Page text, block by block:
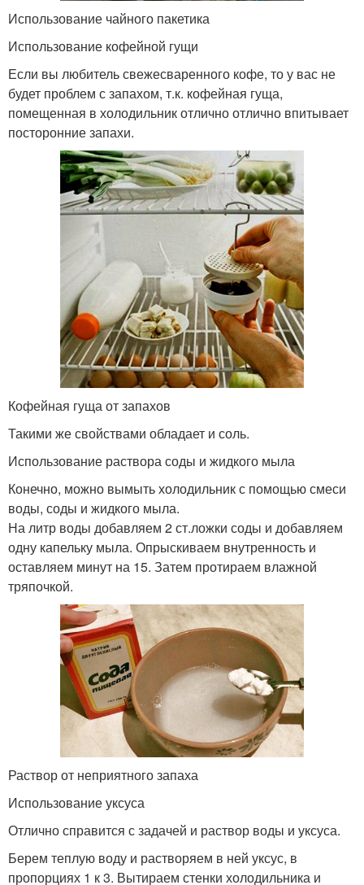
Использование чайного пакетика
Использование кофейной гущи
Если вы любитель свежесваренного кофе, то у вас не
будет проблем с запахом, т.к. кофейная гуща,
помещенная в холодильник отлично отлично впитывает
посторонние запахи.
Кофейная гуща от запахов
Такими же свойствами обладает и соль.
Использование раствора соды и жидкого мыла
Конечно, можно вымыть холодильник с помощью смеси
воды, соды и жидкого мыла.
На литр воды добавляем 2 ст.ложки соды и добавляем
одну капельку мыла. Опрыскиваем внутренность и
оставляем минут на 15. Затем протираем влажной
тряпочкой.
Раствор от неприятного запаха
Использование уксуса
Отлично справится с задачей и раствор воды и уксуса.
Берем теплую воду и растворяем в ней уксус, в
пропорциях 1 к 3. Вытираем стенки холодильника и